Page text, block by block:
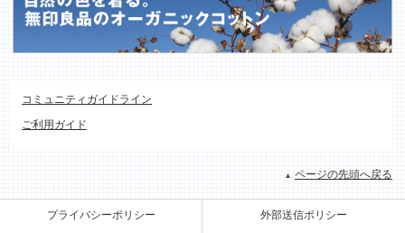
コミュニティガイドライン
ご利用ガイド
ページの先頭へ戻る
プライバシーポリシー 外部送信ポリシー